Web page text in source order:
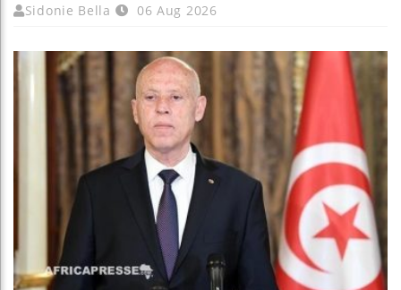
Sidonie Bella 06 Aug 2026